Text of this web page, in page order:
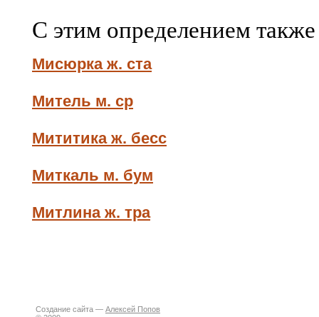
С этим определением
Мисюрка ж. ста
Митель м. ср
Мититика ж. бесс
Миткаль м. бум
Митлина ж. тра
Создание сайта — Алексей Попов